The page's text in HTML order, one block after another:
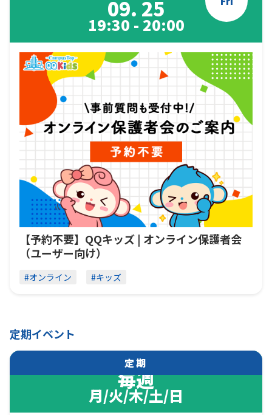
【予約不要】QQキッズ | オンライン保護者会
（ユーザー向け）
09. 25
19:30 - 20:00
#オンライン #キッズ
定期イベント
定期
毎週
月/火/木/土/日